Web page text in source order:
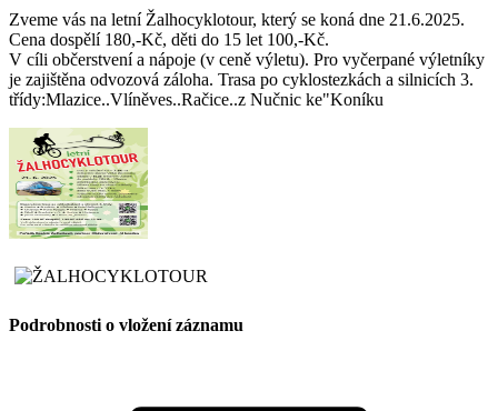
Zveme vás na letní Žalhocyklotour, který se koná dne 21.6.2025.
Cena dospělí 180,-Kč, děti do 15 let 100,-Kč.
V cíli občerstvení a nápoje (v ceně výletu). Pro vyčerpané výletníky
je zajištěna odvozová záloha. Trasa po cyklostezkách a silnicích 3.
třídy:Mlazice..Vlíněves..Račice..z Nučnic ke"Koníku
Podrobnosti o vložení záznamu